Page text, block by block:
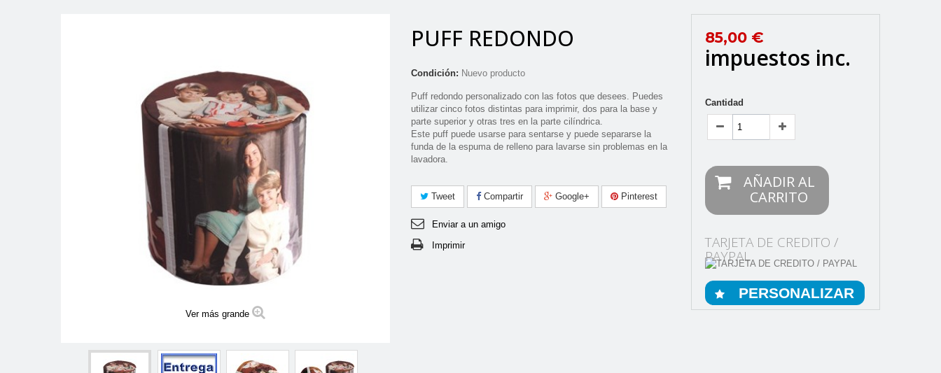
Ver más grande
PUFF REDONDO
Condición: Nuevo producto
Puff redondo personalizado con las fotos que desees. Puedes
utilizar cinco fotos distintas para imprimir, dos para la base y
parte superior y otras tres en la parte cilíndrica.
Este puff puede usarse para sentarse y puede separarse la
funda de la espuma de relleno para lavarse sin problemas en la
lavadora.
Tweet Compartir Google+ Pinterest
Enviar a un amigo
Imprimir
85,00 €
impuestos inc.
Cantidad
AÑADIR AL
CARRITO
TARJETA DE CREDITO /
PAYPAL
PERSONALIZAR